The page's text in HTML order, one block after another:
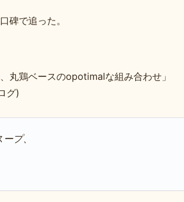
碑で追った。
丸鶏ベースのopotimalな組み合わせ」
グ)
プ、